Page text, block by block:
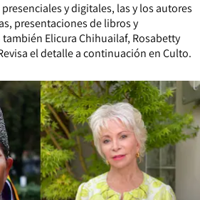
y digitales, las y los autores
presentaciones de libros y
Elicura Chihuailaf, Rosabetty
el detalle a continuación en Culto.